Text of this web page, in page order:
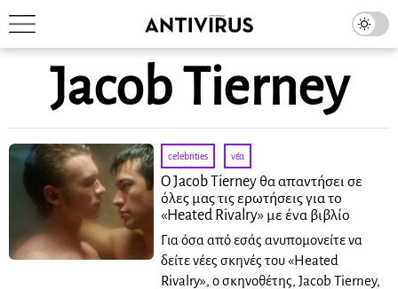
Jacob Tierney
celebrities · νέα
Ο Jacob Tierney θα απαντήσει σε
όλες μας τις ερωτήσεις για το
«Heated Rivalry» με ένα βιβλίο
Για όσα από εσάς ανυπομονείτε να
δείτε νέες σκηνές του «Heated
Rivalry», ο σκηνοθέτης, Jacob Tierney,